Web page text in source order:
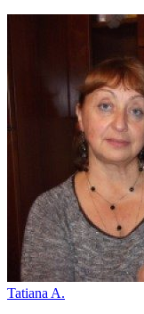
Tatiana A.